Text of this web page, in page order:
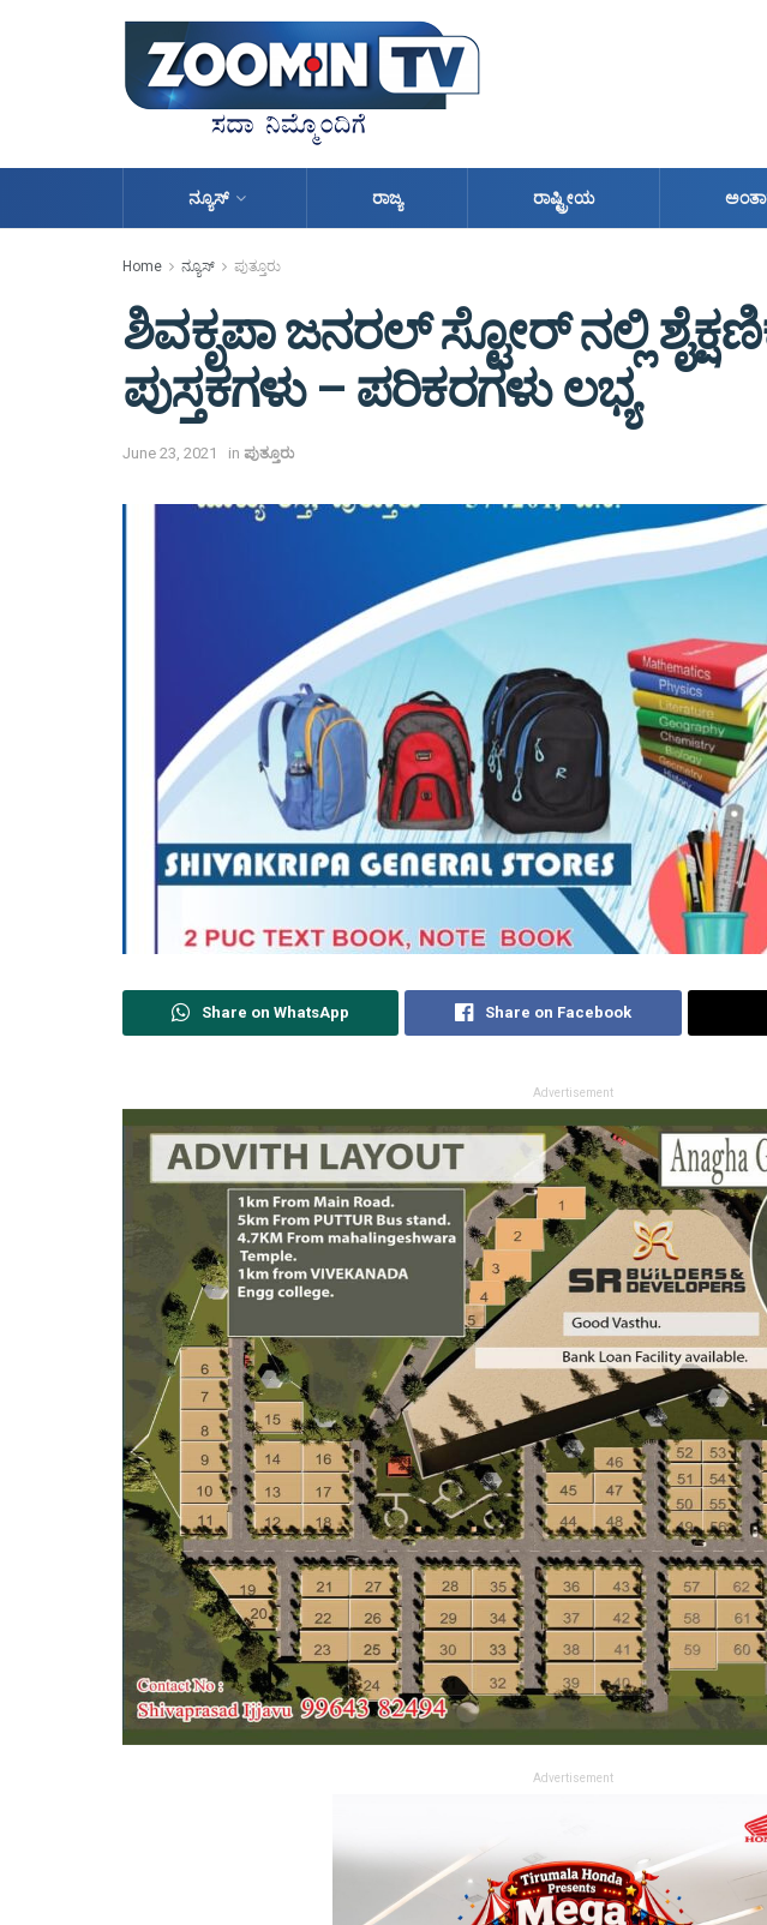
ನ್ಯೂಸ್ ರಾಜ್ಯ ರಾಷ್ಟ್ರೀಯ
Home ನ್ಯೂಸ್ ಪುತ್ತೂರು
ಶಿವಕೃಪಾ ಜನರಲ್ ಸ್ಟೋರ್ ನಲ್ಲಿ
ಪುಸ್ತಕಗಳು – ಪರಿಕರಗಳು ಲಭ್ಯ
June 23, 2021 in ಪುತ್ತೂರು
Share on WhatsApp Share on Facebook
Advertisement
Advertisement